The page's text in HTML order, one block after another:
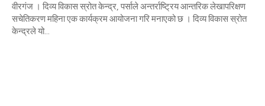
वीरगंज । दिव्य विकास स्रोत केन्द्र, पर्साले अन्तर्राष्ट्रिय आन्तरिक लेखापरिक्षण
सचेतिकरण महिना एक कार्यक्रम आयोजना गरि मनाएको छ । दिव्य विकास स्रोत
केन्द्रले यो...